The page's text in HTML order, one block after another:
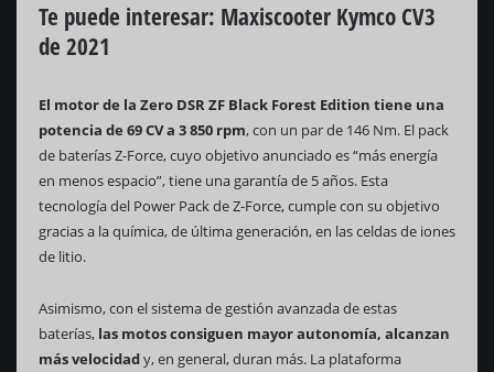
Te puede interesar: Maxiscooter Kymco CV3
de 2021
El motor de la Zero DSR ZF Black Forest Edition tiene una
potencia de 69 CV a 3 850 rpm, con un par de 146 Nm. El pack
de baterías Z-Force, cuyo objetivo anunciado es “más energía
en menos espacio”, tiene una garantía de 5 años. Esta
tecnología del Power Pack de Z-Force, cumple con su objetivo
gracias a la química, de última generación, en las celdas de iones
de litio.
Asimismo, con el sistema de gestión avanzada de estas
baterías, las motos consiguen mayor autonomía, alcanzan
más velocidady, en general, duran más. La plataforma